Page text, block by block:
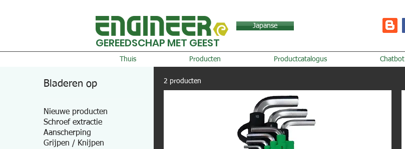
Japanse
GEREEDSCHAP MET GEEST
Thuis Producten Productcatalogus Chatbot
Bladeren op
Nieuwe producten
Schroef extractie
Aanscherping
Grijpen / Knijpen
2 producten